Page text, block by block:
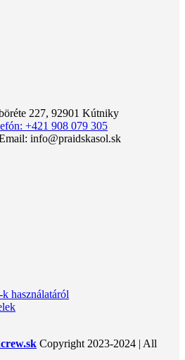
227, 92901 Kútniky
+421 908 079 305
info@praidskasol.sk
használatáról
Copyright 2023-2024 | All